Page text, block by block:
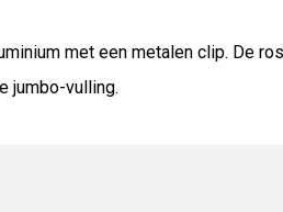
met een metalen clip. De
jumbo-vulling.